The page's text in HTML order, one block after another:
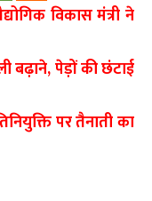
विकास मंत्री ने
बढ़ाने, पेड़ों की छंटाई
पर तैनाती का